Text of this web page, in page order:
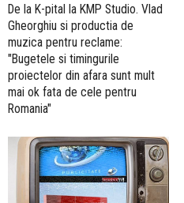
De la K-pital la KMP Studio. Vlad
Gheorghiu si productia de
muzica pentru reclame:
"Bugetele si timingurile
proiectelor din afara sunt mult
mai ok fata de cele pentru
Romania"